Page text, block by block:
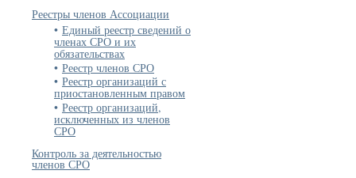
Реестры членов Ассоциации
Единый реестр сведений о
членах СРО и их
обязательствах
Реестр членов СРО
Реестр организаций с
приостановленным правом
Реестр организаций,
исключенных из членов
СРО
Контроль за деятельностью
членов СРО